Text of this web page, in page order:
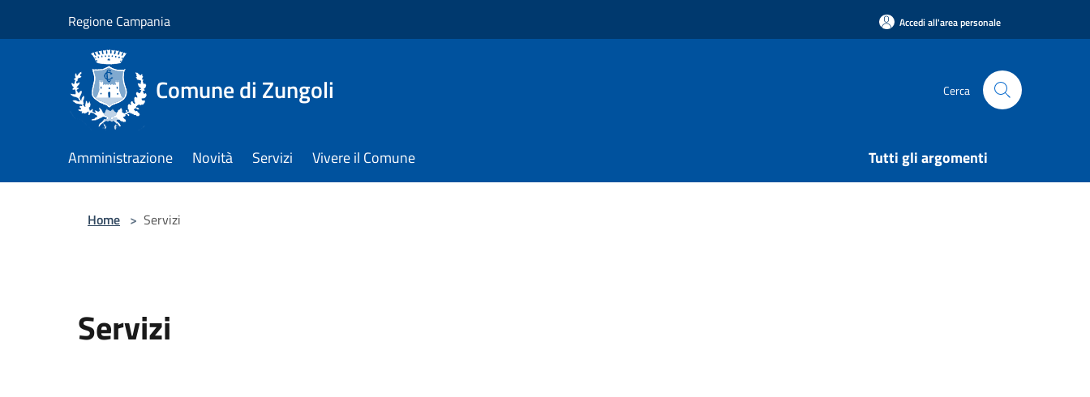
Regione Campania Accedi all'area personale
Comune di Zungoli Cerca
Amministrazione Novità Servizi Vivere il Comune Tutti gli argomenti
Home > Servizi
Servizi